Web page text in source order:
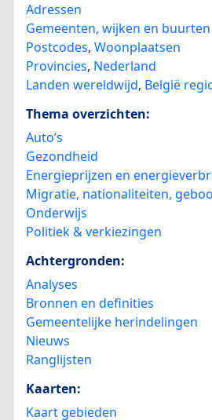
Adressen
Gemeenten, wijken en buurten
Postcodes, Woonplaatsen
Provincies, Nederland
Landen wereldwijd, België
Thema overzichten:
Auto’s
Gezondheid
Energieprijzen en
Migratie, nationaliteiten,
Onderwijs
Politiek & verkiezingen
Achtergronden:
Analyses
Bronnen en definities
Gemeentelijke herindelingen
Nieuws
Ranglijsten
Kaarten:
Kaart gebieden